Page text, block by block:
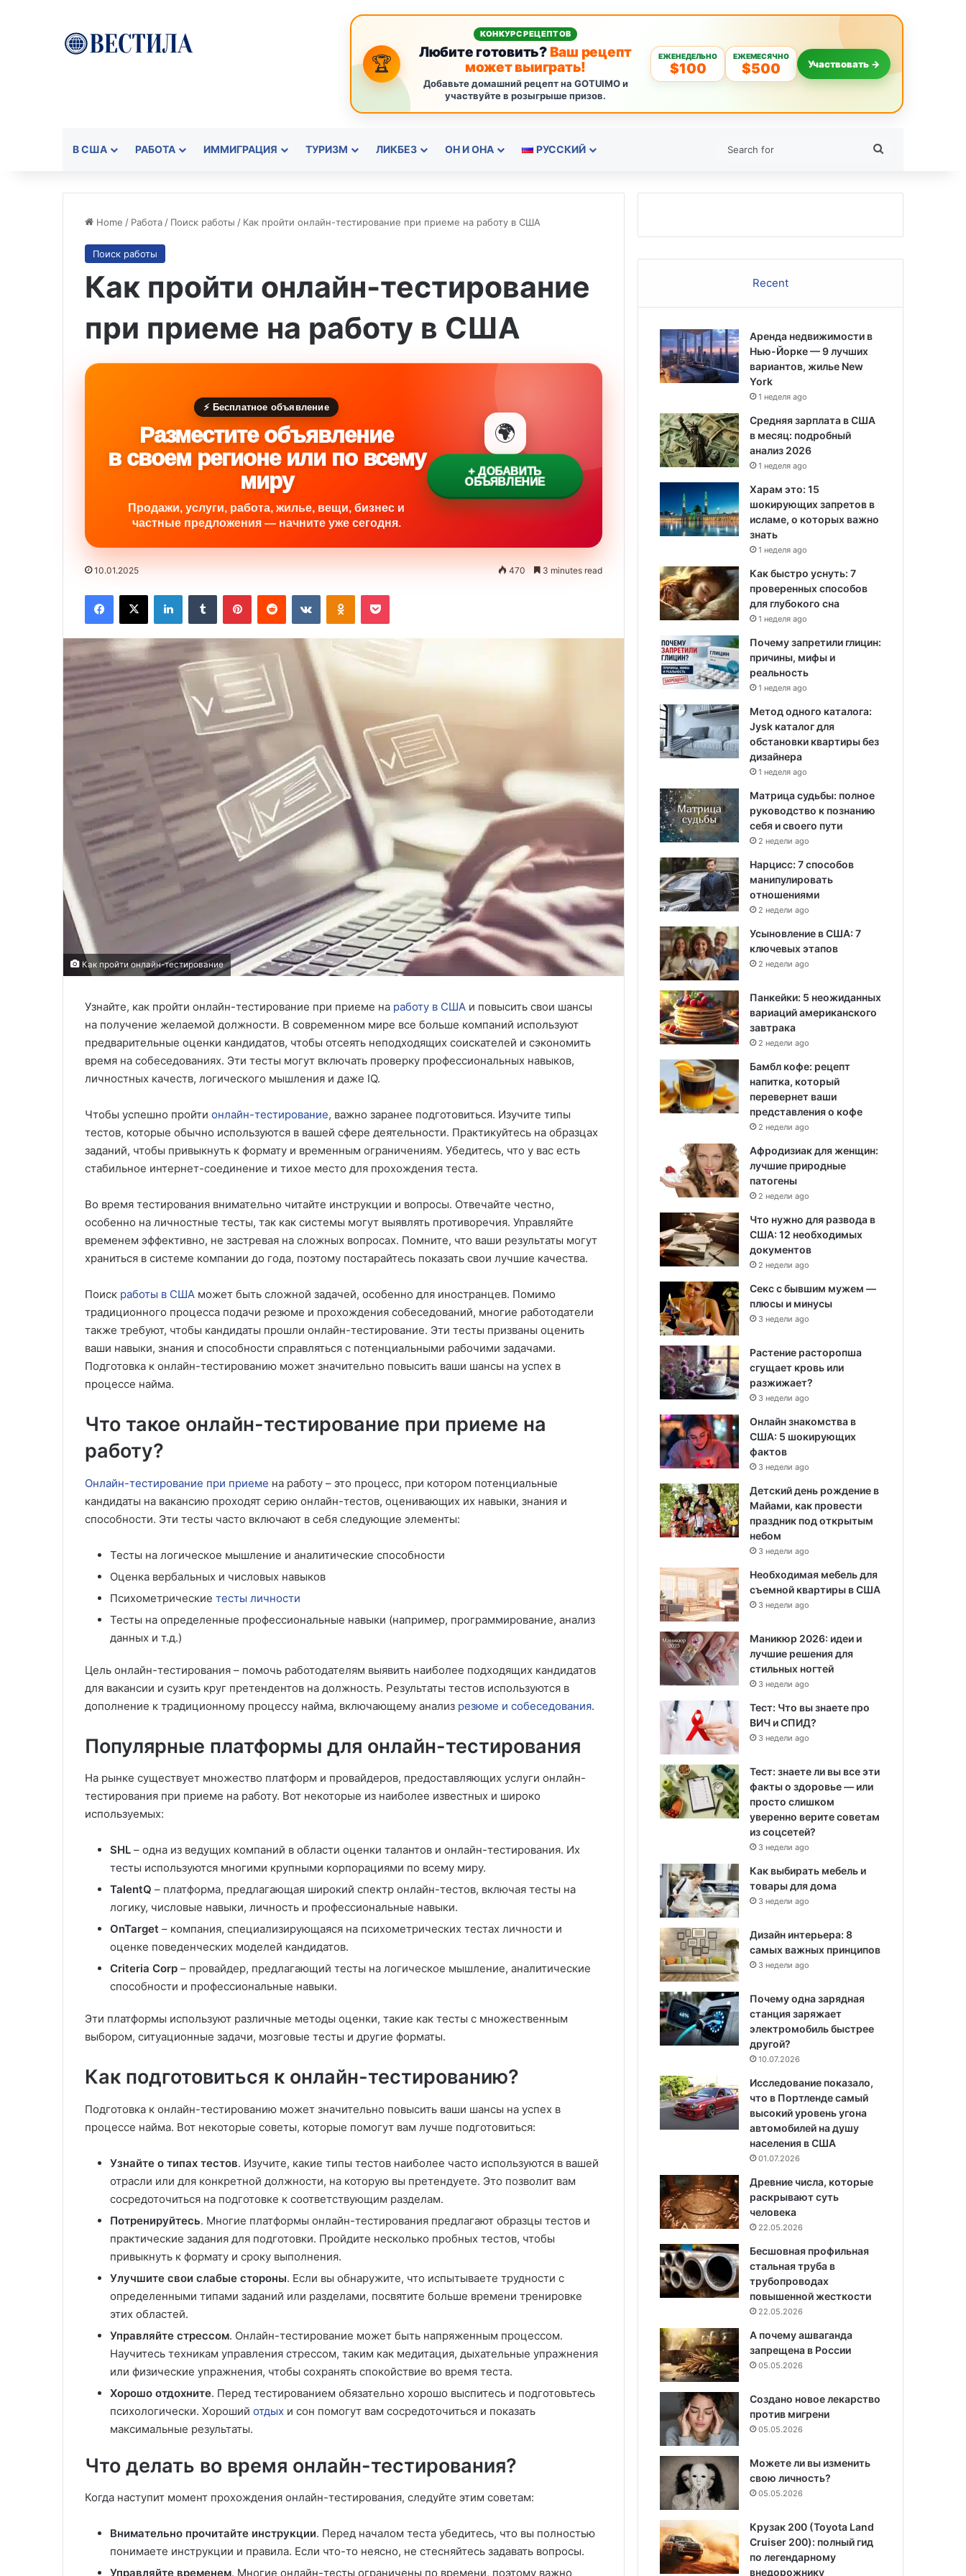
🏆
КОНКУРС РЕЦЕПТОВ
Любите готовить?Ваш рецепт
может выиграть!
Добавьте домашний рецепт на GOTUIMO и
участвуйте в розыгрыше призов.
ЕЖЕНЕДЕЛЬНО
$100
ЕЖЕМЕСЯЧНО
$500 Участвовать →
В США РАБОТА ИММИГРАЦИЯ ТУРИЗМ ЛИКБЕЗ ОН И ОНА РУССКИЙ
Home / Работа / Поиск работы / Как пройти онлайн-тестирование при приеме на работу в США
Поиск работы
Как пройти онлайн-тестирование
при приеме на работу в США
⚡ Бесплатное объявление
Разместите объявление
в своем регионе или по всему
миру
Продажи, услуги, работа, жилье, вещи, бизнес и
частные предложения — начните уже сегодня.
🌍
+ ДОБАВИТЬ
ОБЪЯВЛЕНИЕ
10.01.2025 470 3 minutes read
Facebook
X LinkedInTumblr PinterestReddit VKontakteOdnoklassniki
Pocket
Как пройти онлайн-тестирование
Узнайте, как пройти онлайн-тестирование при приеме на работу в США и повысить свои шансы
на получение желаемой должности. В современном мире все больше компаний используют
предварительные оценки кандидатов, чтобы отсеять неподходящих соискателей и сэкономить
время на собеседованиях. Эти тесты могут включать проверку профессиональных навыков,
личностных качеств, логического мышления и даже IQ.
Чтобы успешно пройти онлайн-тестирование, важно заранее подготовиться. Изучите типы
тестов, которые обычно используются в вашей сфере деятельности. Практикуйтесь на образцах
заданий, чтобы привыкнуть к формату и временным ограничениям. Убедитесь, что у вас есть
стабильное интернет-соединение и тихое место для прохождения теста.
Во время тестирования внимательно читайте инструкции и вопросы. Отвечайте честно,
особенно на личностные тесты, так как системы могут выявлять противоречия. Управляйте
временем эффективно, не застревая на сложных вопросах. Помните, что ваши результаты могут
храниться в системе компании до года, поэтому постарайтесь показать свои лучшие качества.
Поиск работы в США может быть сложной задачей, особенно для иностранцев. Помимо
традиционного процесса подачи резюме и прохождения собеседований, многие работодатели
также требуют, чтобы кандидаты прошли онлайн-тестирование. Эти тесты призваны оценить
ваши навыки, знания и способности справляться с потенциальными рабочими задачами.
Подготовка к онлайн-тестированию может значительно повысить ваши шансы на успех в
процессе найма.
Что такое онлайн-тестирование при приеме на
работу?
Онлайн-тестирование при приеме на работу – это процесс, при котором потенциальные
кандидаты на вакансию проходят серию онлайн-тестов, оценивающих их навыки, знания и
способности. Эти тесты часто включают в себя следующие элементы:
Тесты на логическое мышление и аналитические способности
Оценка вербальных и числовых навыков
Психометрические тесты личности
Тесты на определенные профессиональные навыки (например, программирование, анализ
данных и т.д.)
Цель онлайн-тестирования – помочь работодателям выявить наиболее подходящих кандидатов
для вакансии и сузить круг претендентов на должность. Результаты тестов используются в
дополнение к традиционному процессу найма, включающему анализ резюме и собеседования.
Популярные платформы для онлайн-тестирования
На рынке существует множество платформ и провайдеров, предоставляющих услуги онлайн-
тестирования при приеме на работу. Вот некоторые из наиболее известных и широко
используемых:
SHL – одна из ведущих компаний в области оценки талантов и онлайн-тестирования. Их
тесты используются многими крупными корпорациями по всему миру.
TalentQ – платформа, предлагающая широкий спектр онлайн-тестов, включая тесты на
логику, числовые навыки, личность и профессиональные навыки.
OnTarget – компания, специализирующаяся на психометрических тестах личности и
оценке поведенческих моделей кандидатов.
Criteria Corp – провайдер, предлагающий тесты на логическое мышление, аналитические
способности и профессиональные навыки.
Эти платформы используют различные методы оценки, такие как тесты с множественным
выбором, ситуационные задачи, мозговые тесты и другие форматы.
Как подготовиться к онлайн-тестированию?
Подготовка к онлайн-тестированию может значительно повысить ваши шансы на успех в
процессе найма. Вот некоторые советы, которые помогут вам лучше подготовиться:
Узнайте о типах тестов. Изучите, какие типы тестов наиболее часто используются в вашей
отрасли или для конкретной должности, на которую вы претендуете. Это позволит вам
сосредоточиться на подготовке к соответствующим разделам.
Потренируйтесь. Многие платформы онлайн-тестирования предлагают образцы тестов и
практические задания для подготовки. Пройдите несколько пробных тестов, чтобы
привыкнуть к формату и сроку выполнения.
Улучшите свои слабые стороны. Если вы обнаружите, что испытываете трудности с
определенными типами заданий или разделами, посвятите больше времени тренировке
этих областей.
Управляйте стрессом. Онлайн-тестирование может быть напряженным процессом.
Научитесь техникам управления стрессом, таким как медитация, дыхательные упражнения
или физические упражнения, чтобы сохранять спокойствие во время теста.
Хорошо отдохните. Перед тестированием обязательно хорошо выспитесь и подготовьтесь
психологически. Хороший отдых и сон помогут вам сосредоточиться и показать
максимальные результаты.
Что делать во время онлайн-тестирования?
Когда наступит момент прохождения онлайн-тестирования, следуйте этим советам:
Внимательно прочитайте инструкции. Перед началом теста убедитесь, что вы полностью
понимаете инструкции и правила. Если что-то неясно, не стесняйтесь задавать вопросы.
Управляйте временем. Многие онлайн-тесты ограничены по времени, поэтому важно
Recent
Аренда недвижимости в
Нью-Йорке — 9 лучших
вариантов, жилье New
York
1 неделя ago
Средняя зарплата в США
в месяц: подробный
анализ 2026
1 неделя ago
Харам это: 15
шокирующих запретов в
исламе, о которых важно
знать
1 неделя ago
Как быстро уснуть: 7
проверенных способов
для глубокого сна
1 неделя ago
Почему запретили глицин:
причины, мифы и
реальность
1 неделя ago
Метод одного каталога:
Jysk каталог для
обстановки квартиры без
дизайнера
1 неделя ago
Матрица судьбы: полное
руководство к познанию
себя и своего пути
2 недели ago
Нарцисс: 7 способов
манипулировать
отношениями
2 недели ago
Усыновление в США: 7
ключевых этапов
2 недели ago
Панкейки: 5 неожиданных
вариаций американского
завтрака
2 недели ago
Бамбл кофе: рецепт
напитка, который
перевернет ваши
представления о кофе
2 недели ago
Афродизиак для женщин:
лучшие природные
патогены
2 недели ago
Что нужно для развода в
США: 12 необходимых
документов
2 недели ago
Секс с бывшим мужем —
плюсы и минусы
3 недели ago
Растение расторопша
сгущает кровь или
разжижает?
3 недели ago
Онлайн знакомства в
США: 5 шокирующих
фактов
3 недели ago
Детский день рождение в
Майами, как провести
праздник под открытым
небом
3 недели ago
Необходимая мебель для
съемной квартиры в США
3 недели ago
Маникюр 2026: идеи и
лучшие решения для
стильных ногтей
3 недели ago
Тест: Что вы знаете про
ВИЧ и СПИД?
3 недели ago
Тест: знаете ли вы все эти
факты о здоровье — или
просто слишком
уверенно верите советам
из соцсетей?
3 недели ago
Как выбирать мебель и
товары для дома
3 недели ago
Дизайн интерьера: 8
самых важных принципов
3 недели ago
Почему одна зарядная
станция заряжает
электромобиль быстрее
другой?
10.07.2026
Исследование показало,
что в Портленде самый
высокий уровень угона
автомобилей на душу
населения в США
01.07.2026
Древние числа, которые
раскрывают суть
человека
22.05.2026
Бесшовная профильная
стальная труба в
трубопроводах
повышенной жесткости
22.05.2026
А почему ашваганда
запрещена в России
05.05.2026
Создано новое лекарство
против мигрени
05.05.2026
Можете ли вы изменить
свою личность?
05.05.2026
Крузак 200 (Toyota Land
Cruiser 200): полный гид
по легендарному
внедорожнику